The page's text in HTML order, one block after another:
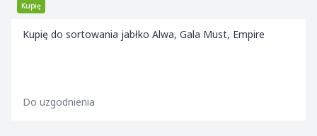
Kupię
Kupię do sortowania jabłko Alwa, Gala Must, Empire
Do uzgodnienia